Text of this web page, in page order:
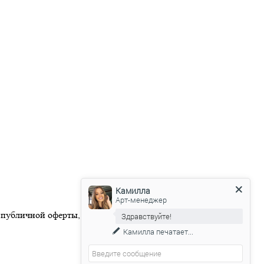
оферты, размещенной на официальном веб-сайте
Камилла
Арт-менеджер
Здравствуйте!
Камилла печатает...